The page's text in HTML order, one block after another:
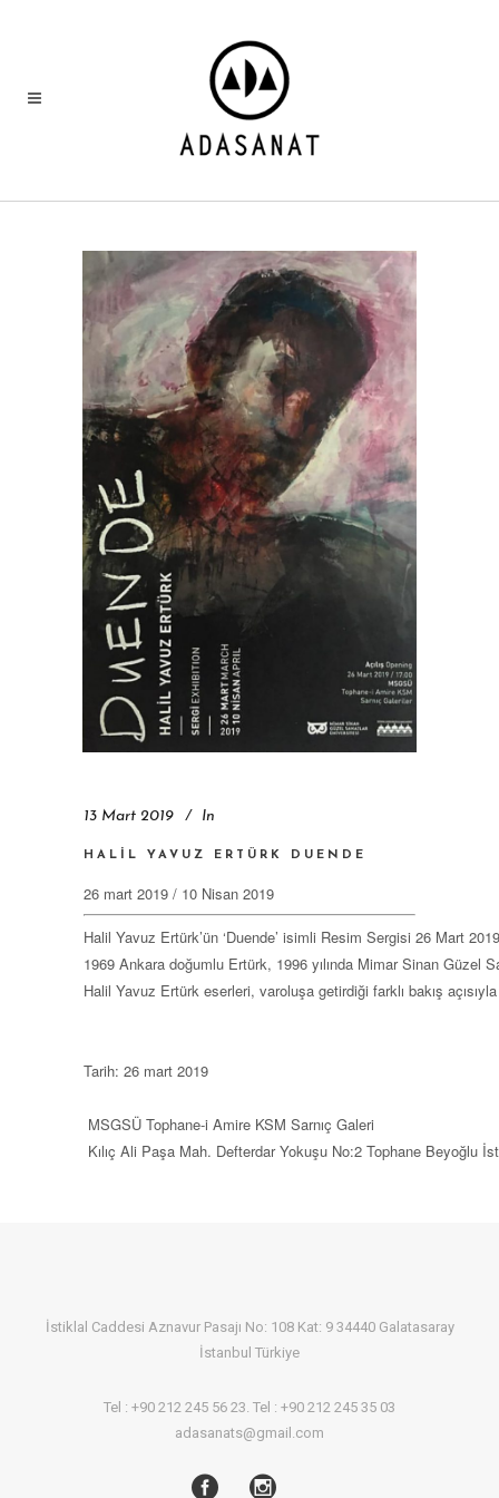
13 Mart 2019 In
HALIL YAVUZ ERTÜRK DUENDE
Halil Yavuz Ertürk’ün ‘Duende’ isimli Resim Sergisi 26 Mart
1969 Ankara doğumlu Ertürk, 1996 yılında Mimar Sinan Güzel
Halil Yavuz Ertürk eserleri, varoluşa getirdiği farklı bakış
Tarih: 26 mart 2019
MSGSÜ Tophane-i Amire KSM Sarnıç Galeri
Kılıç Ali Paşa Mah. Defterdar Yokuşu No:2 Tophane Beyoğlu
İstiklal Caddesi Aznavur Pasajı No: 108 Kat: 9 34440 Galatasaray
İstanbul Türkiye
Tel : +90 212 245 56 23. Tel : +90 212 245 35 03
adasanats@gmail.com